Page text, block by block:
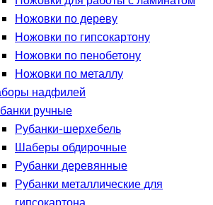
Ножовки по дереву
Ножовки по гипсокартону
Ножовки по пенобетону
Ножовки по металлу
надфилей
ручные
Рубанки-шерхебель
Шаберы обдирочные
Рубанки деревянные
Рубанки металлические для